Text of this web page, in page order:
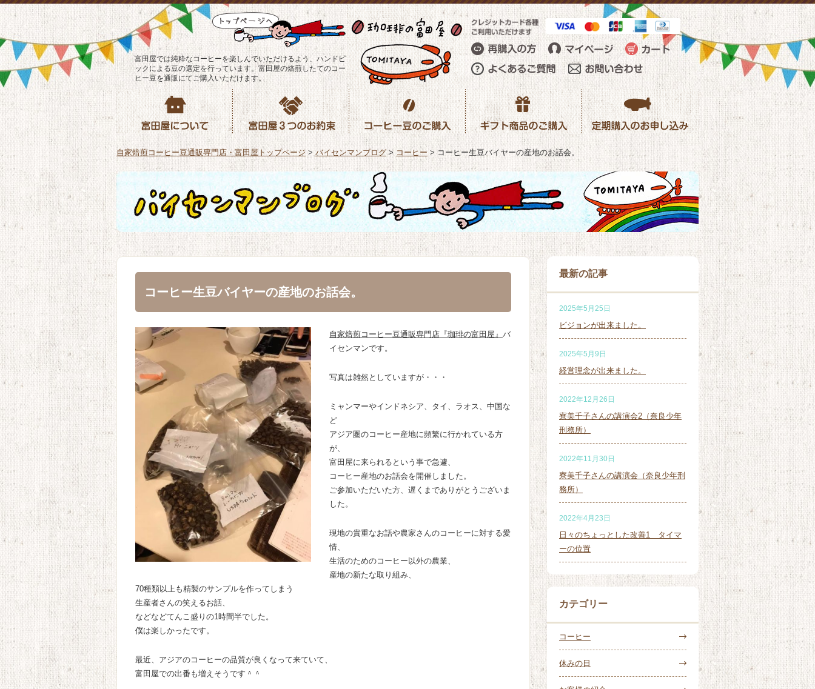
富田屋では純粋なコーヒーを楽しんでいただけるよう、ハンドピ
ックによる豆の選定を行っています。富田屋の焙煎したてのコー
ヒー豆を通販にてご購入いただけます。
自家焙煎コーヒー豆通販専門店・富田屋トップページ >バイセンマンブログ> コーヒー > コーヒー生豆バイヤーの産地のお話会。
コーヒー生豆バイヤーの産地のお話会。
自家焙煎コーヒー豆通販専門店『珈琲の富田屋』 バ
イセンマンです。
写真は雑然としていますが・・・
ミャンマーやインドネシア、タイ、ラオス、中国な
ど
アジア圏のコーヒー産地に頻繁に行かれている方
が、
富田屋に来られるという事で急遽、
コーヒー産地のお話会を開催しました。
ご参加いただいた方、遅くまでありがとうございま
した。
現地の貴重なお話や農家さんのコーヒーに対する愛
情、
生活のためのコーヒー以外の農業、
産地の新たな取り組み、
70種類以上も精製のサンプルを作ってしまう
生産者さんの笑えるお話、
などなどてんこ盛りの1時間半でした。
僕は楽しかったです。
最近、アジアのコーヒーの品質が良くなって来ていて、
富田屋での出番も増えそうです＾＾
最新の記事
2025年5月25日
ビジョンが出来ました。
2025年5月9日
経営理念が出来ました。
2022年12月26日
寮美千子さんの講演会2（奈良少年
刑務所）
2022年11月30日
寮美千子さんの講演会（奈良少年刑
務所）
2022年4月23日
日々のちょっとした改善1 タイマ
ーの位置
カテゴリー
コーヒー
休みの日